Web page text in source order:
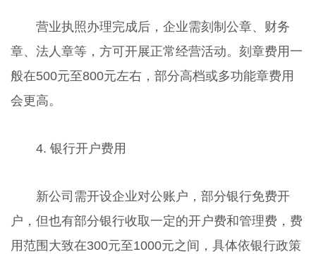
营业执照办理完成后，企业需刻制公章、财务
章、法人章等，方可开展正常经营活动。刻章费用一
般在500元至800元左右，部分高档或多功能章费用
会更高。
4. 银行开户费用
新公司需开设企业对公账户，部分银行免费开
户，但也有部分银行收取一定的开户费和管理费，费
用范围大致在300元至1000元之间，具体依银行政策